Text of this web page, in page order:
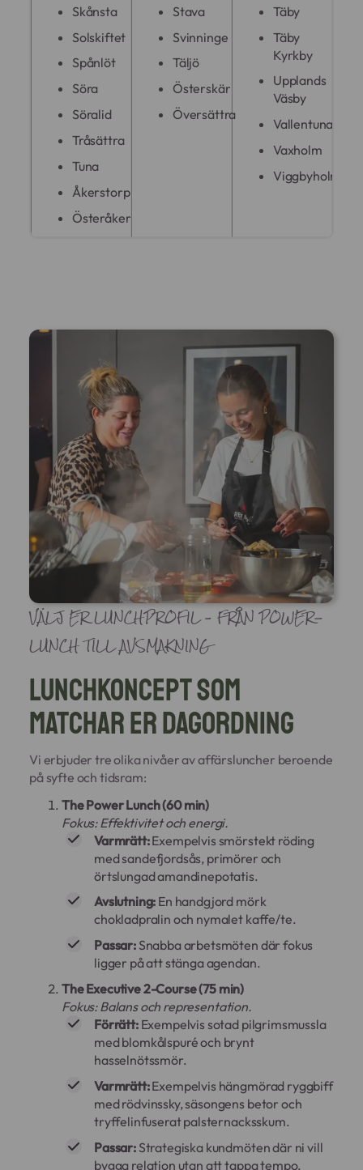
Skånsta
Solskiftet
Spånlöt
Söra
Söralid
Tråsättra
Tuna
Åkerstorp
Österåker
Stava
Svinninge
Täljö
Österskär
Översättra
Täby
Täby
Kyrkby
Upplands
Väsby
Vallentuna
Vaxholm
Viggbyholm
VÄLJ ER LUNCHPROFIL – FRÅN POWER-
LUNCH TILL AVSMAKNING
Lunchkoncept som
matchar er dagordning
Vi erbjuder tre olika nivåer av affärsluncher beroende
på syfte och tidsram:
The Power Lunch (60 min)
Fokus: Effektivitet och energi.
Varmrätt:Exempelvis smörstekt röding
med sandefjordsås, primörer och
örtslungad amandinepotatis.
Avslutning: En handgjord mörk
chokladpralin och nymalet kaffe/te.
Passar:Snabba arbetsmöten där fokus
ligger på att stänga agendan.
The Executive 2-Course (75 min)
Fokus: Balans och representation.
Förrätt:Exempelvis sotad pilgrimsmussla
med blomkålspuré och brynt
hasselnötssmör.
Varmrätt:Exempelvis hängmörad ryggbiff
med rödvinssky, säsongens betor och
tryffelinfuserat palsternacksskum.
Passar:Strategiska kundmöten där ni vill
bygga relation utan att tappa tempo.